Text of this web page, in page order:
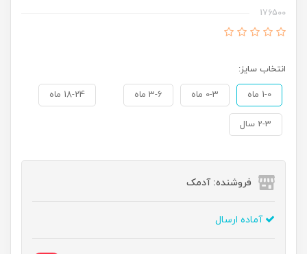
176500
انتخاب سایز:
1-0 ماه 0-3 ماه 3-6 ماه 18-24 ماه
2-3 سال
فروشنده: آدمک
آماده ارسال